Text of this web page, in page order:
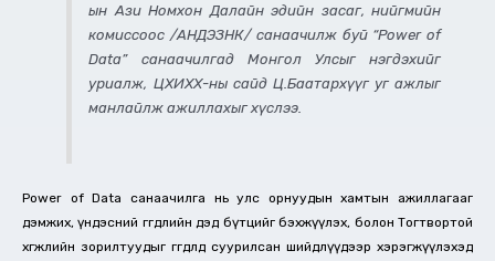
ын Ази Номхон Далайн эдийн засаг, нийгмийн
комиссоос /АНДЭЗНК/ санаачилж буй “Power of
Data” санаачилгад Монгол Улсыг нэгдэхийг
уриалж, ЦХИХХ-ны сайд Ц.Баатархүүг уг ажлыг
манлайлж ажиллахыг хүслээ.
Power of Data санаачилга нь улс орнуудын хамтын ажиллагааг
дэмжих, үндэсний өгөгдлийн дэд бүтцийг бэхжүүлэх, болон Тогтвортой
хөгжлийн зорилтуудыг өгөгдөлд суурилсан шийдлүүдээр хэрэгжүүлэхэд